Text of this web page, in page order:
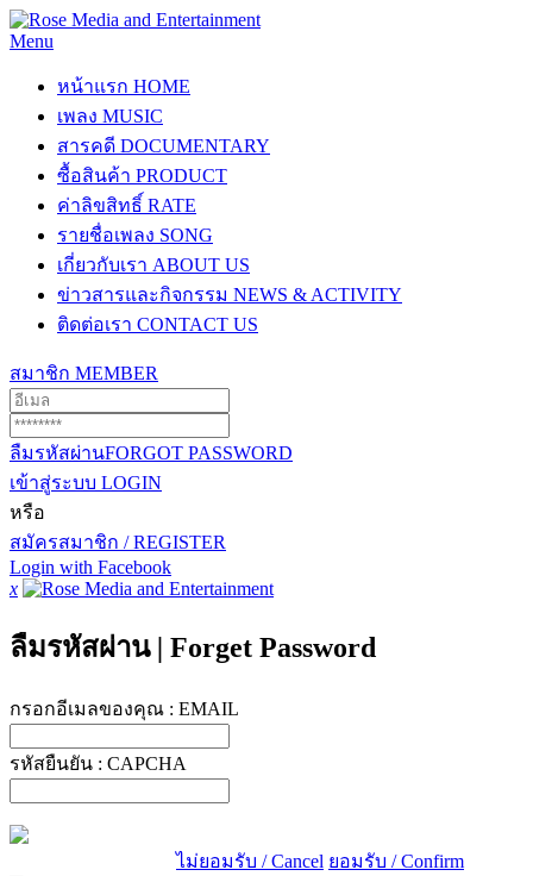
Menu
หน้าแรก HOME
เพลง MUSIC
สารคดี DOCUMENTARY
ซื้อสินค้า PRODUCT
ค่าลิขสิทธิ์ RATE
รายชื่อเพลง SONG
เกี่ยวกับเรา ABOUT US
ข่าวสารและกิจกรรม NEWS & ACTIVITY
ติดต่อเรา CONTACT US
สมาชิก MEMBER
ลืมรหัสผ่านFORGOT PASSWORD
เข้าสู่ระบบ LOGIN
หรือ
สมัครสมาชิก / REGISTER
Login with Facebook
x
ลืมรหัสผ่าน | Forget Password
กรอกอีเมลของคุณ : EMAIL
รหัสยืนยัน : CAPCHA
ไม่ยอมรับ / Cancel ยอมรับ / Confirm